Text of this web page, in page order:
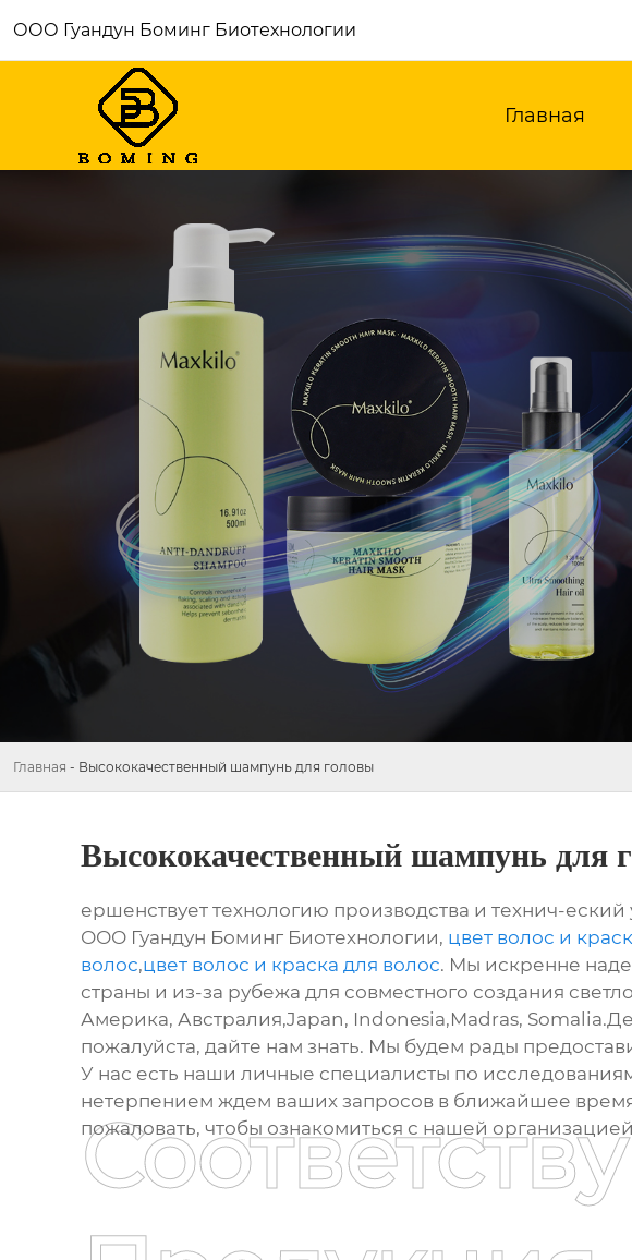
ООО Гуандун Боминг Биотехнологии
Главная
Главная - Высококачественный шампунь для головы
Высококачественный шампунь для
ершенствует технологию производства и технич-
ООО Гуандун Боминг Биотехнологии, цвет волос и
волос,цвет волос и краска для волос. Мы искренне
страны и из-за рубежа для совместного создания
Америка, Австралия,Japan, Indonesia,Madras,
пожалуйста, дайте нам знать. Мы будем рады
У нас есть наши личные специалисты по
нетерпением ждем ваших запросов в ближайшее
пожаловать, чтобы ознакомиться с нашей